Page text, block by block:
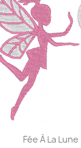
Fée À La Lune